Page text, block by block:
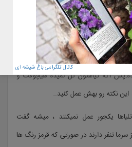
هوای خنک نه سرد. ما معمولا توی راه پله
داریم . ومیذاریمش توی راه پله که
زمستون اومده و هم تابش نور بهش تو
خواب زمستانی تا بتونه بعد از بیدار
اگه گیاهتون گل نمیده هیچوقت و
این نکته رو بهش عمل کنید..
یکجور عمل نمیکنند ، میشه گفت
سرما تنفر دارند در صورتی که قرمز رنگ ها
کانال تلگرامی باغ شیشه ای